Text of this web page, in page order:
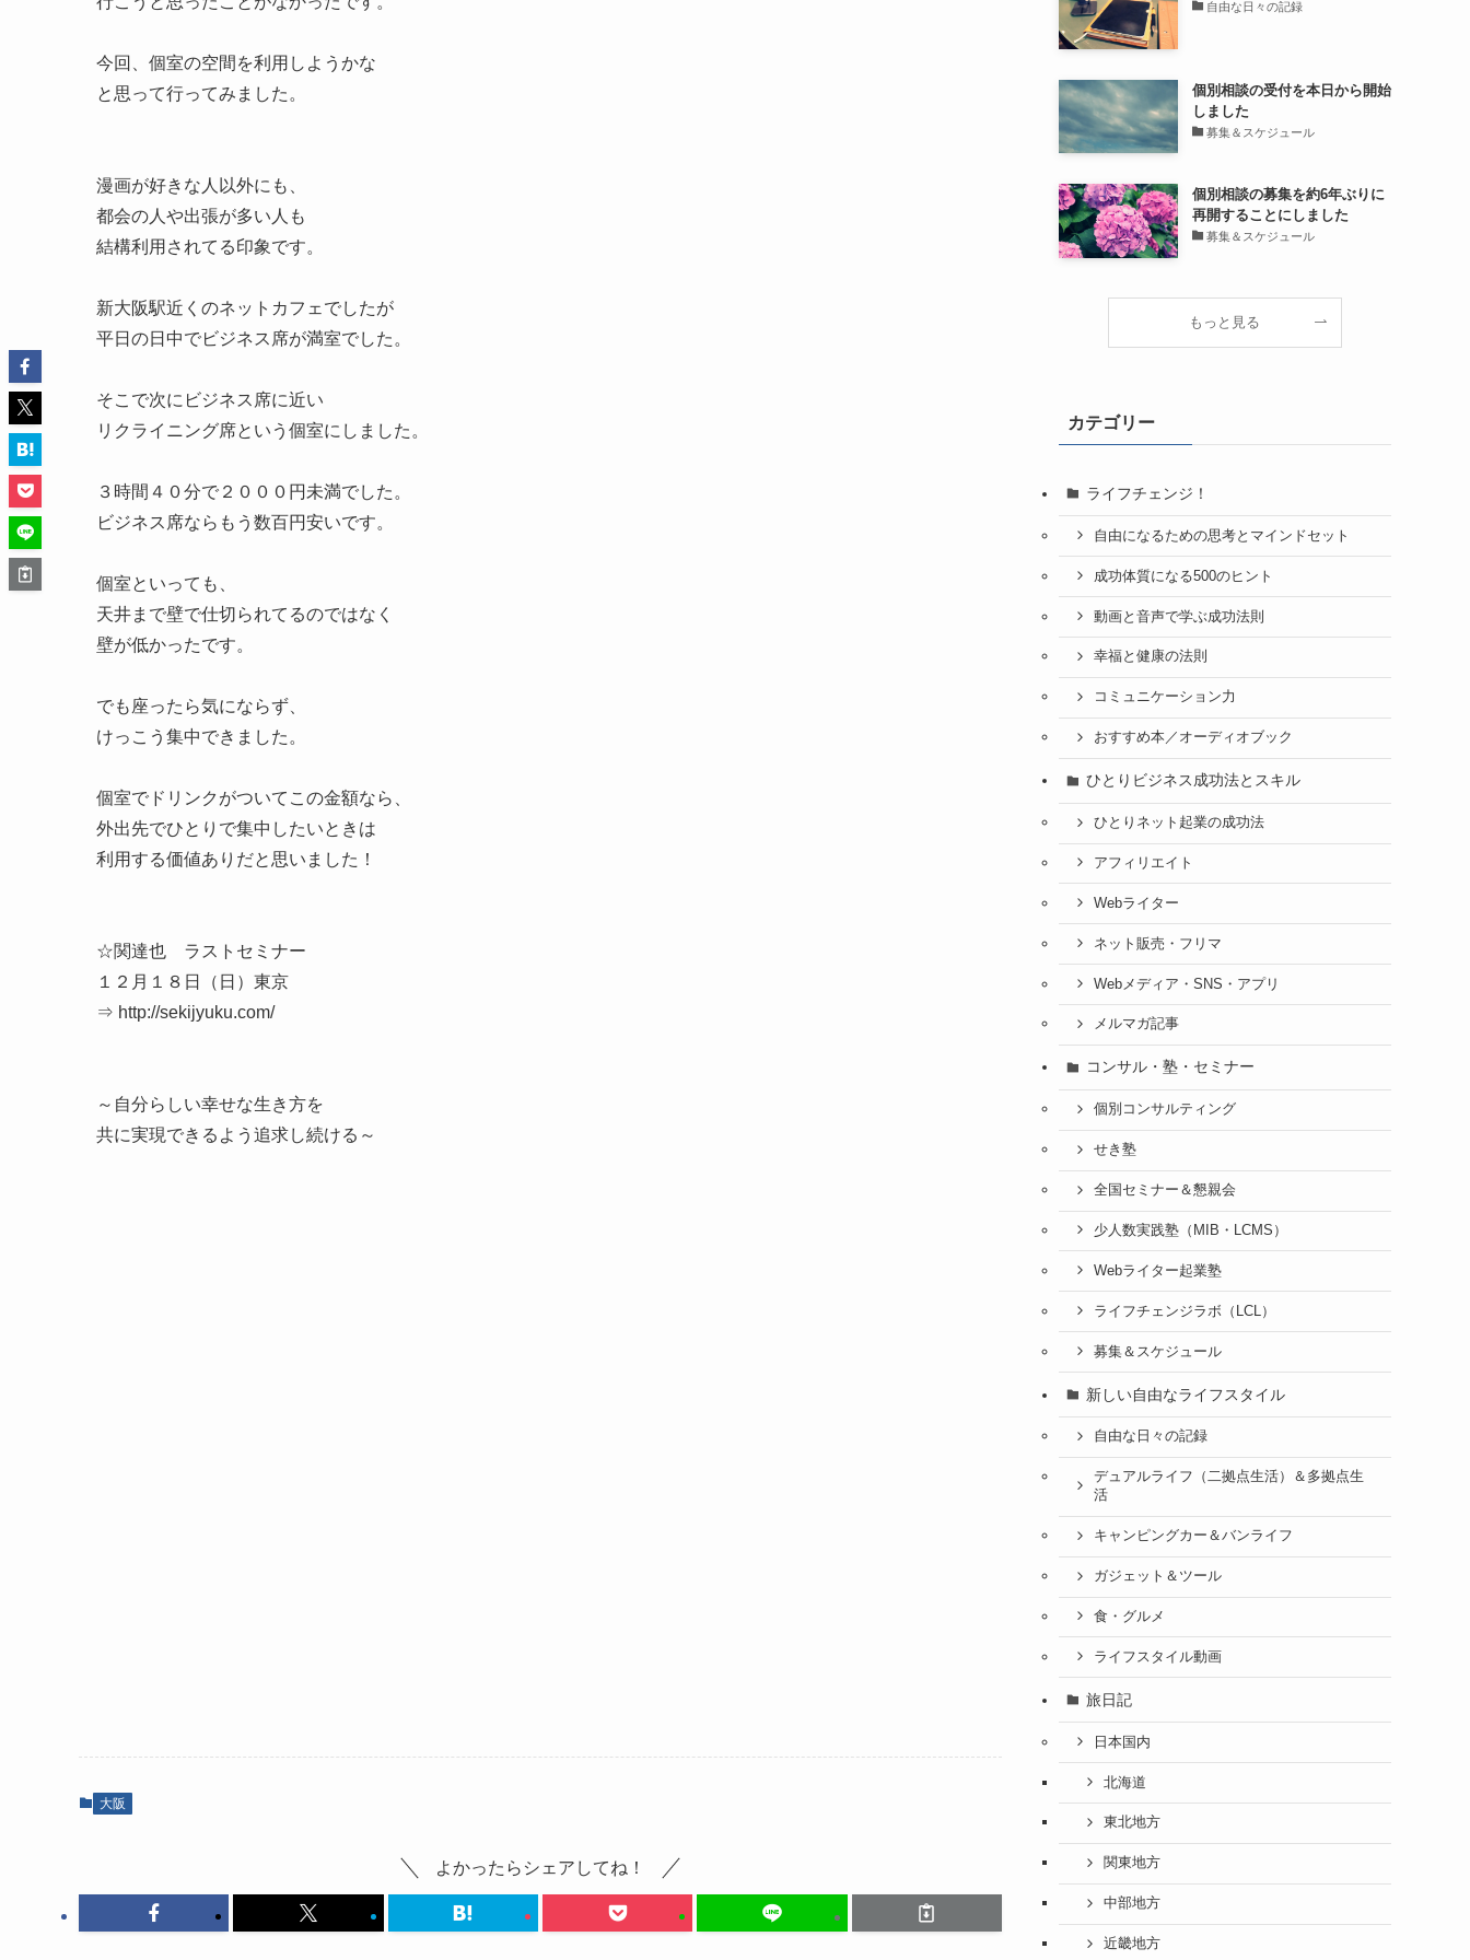
今回、個室の空間を利用しようかな
と思って行ってみました。
漫画が好きな人以外にも、
都会の人や出張が多い人も
結構利用されてる印象です。
新大阪駅近くのネットカフェでしたが
平日の日中でビジネス席が満室でした。
そこで次にビジネス席に近い
リクライニング席という個室にしました。
３時間４０分で２０００円未満でした。
ビジネス席ならもう数百円安いです。
個室といっても、
天井まで壁で仕切られてるのではなく
壁が低かったです。
でも座ったら気にならず、
けっこう集中できました。
個室でドリンクがついてこの金額なら、
外出先でひとりで集中したいときは
利用する価値ありだと思いました！
☆関達也 ラストセミナー
１２月１８日（日）東京
⇒ http://sekijyuku.com/
～自分らしい幸せな生き方を
共に実現できるよう追求し続ける～
大阪
よかったらシェアしてね！
自由な日々の記録
個別相談の受付を本日から開始
しました
募集＆スケジュール
個別相談の募集を約6年ぶりに
再開することにしました
募集＆スケジュール
もっと見る
カテゴリー
ライフチェンジ！
自由になるための思考とマインドセット
成功体質になる500のヒント
動画と音声で学ぶ成功法則
幸福と健康の法則
コミュニケーション力
おすすめ本／オーディオブック
ひとりビジネス成功法とスキル
ひとりネット起業の成功法
アフィリエイト
Webライター
ネット販売・フリマ
Webメディア・SNS・アプリ
メルマガ記事
コンサル・塾・セミナー
個別コンサルティング
せき塾
全国セミナー＆懇親会
少人数実践塾（MIB・LCMS）
Webライター起業塾
ライフチェンジラボ（LCL）
募集＆スケジュール
新しい自由なライフスタイル
自由な日々の記録
デュアルライフ（二拠点生活）＆多拠点生
活
キャンピングカー＆バンライフ
ガジェット＆ツール
食・グルメ
ライフスタイル動画
旅日記
日本国内
北海道
東北地方
関東地方
中部地方
近畿地方